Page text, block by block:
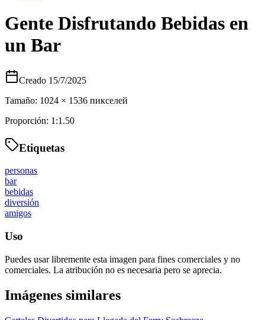
Gente Disfrutando Bebidas en
un Bar
Creado 15/7/2025
Tamaño: 1024 × 1536 пикселей
Proporción: 1:1.50
Etiquetas
personas
bar
bebidas
diversión
amigos
Uso
Puedes usar libremente esta imagen para fines comerciales y no
comerciales. La atribución no es necesaria pero se aprecia.
Imágenes similares